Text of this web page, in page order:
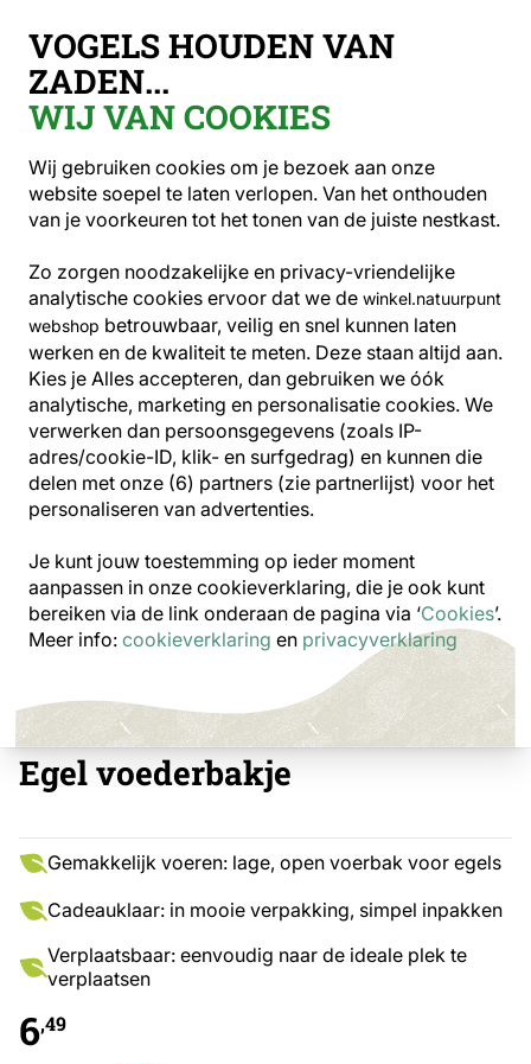
VOGELS HOUDEN VAN
ZADEN...
WIJ VAN COOKIES
Wij gebruiken cookies om je bezoek aan onze
website soepel te laten verlopen. Van het onthouden
van je voorkeuren tot het tonen van de juiste nestkast.
Zo zorgen noodzakelijke en privacy-vriendelijke
analytische cookies ervoor dat we de winkel.natuurpunt
webshop betrouwbaar, veilig en snel kunnen laten
werken en de kwaliteit te meten. Deze staan altijd aan.
Kies je Alles accepteren, dan gebruiken we óók
analytische, marketing en personalisatie cookies. We
verwerken dan persoonsgegevens (zoals IP-
adres/cookie-ID, klik- en surfgedrag) en kunnen die
delen met onze (6) partners (zie partnerlijst) voor het
personaliseren van advertenties.
Je kunt jouw toestemming op ieder moment
aanpassen in onze cookieverklaring, die je ook kunt
bereiken via de link onderaan de pagina via ‘Cookies’.
Meer info: cookieverklaring en privacyverklaring
Tuindieren Egels Egel voederbakje
Egel voederbakje
Gemakkelijk voeren: lage, open voerbak voor egels
Cadeauklaar: in mooie verpakking, simpel inpakken
Verplaatsbaar: eenvoudig naar de ideale plek te
verplaatsen
6,49